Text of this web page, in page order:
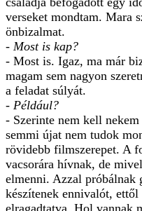
verseket mondtam. Mara
önbizalmat.
- Most is kap?
- Most is. Igaz, ma már
magam sem nagyon
a feladat súlyát.
- Például?
- Szerinte nem kell
semmi újat nem tudok
rövidebb filmszerepet. A
vacsorára hívnak, de
elmenni. Azzal próbálnak
készítenek ennivalót,
elragadtatva. Hol vannak